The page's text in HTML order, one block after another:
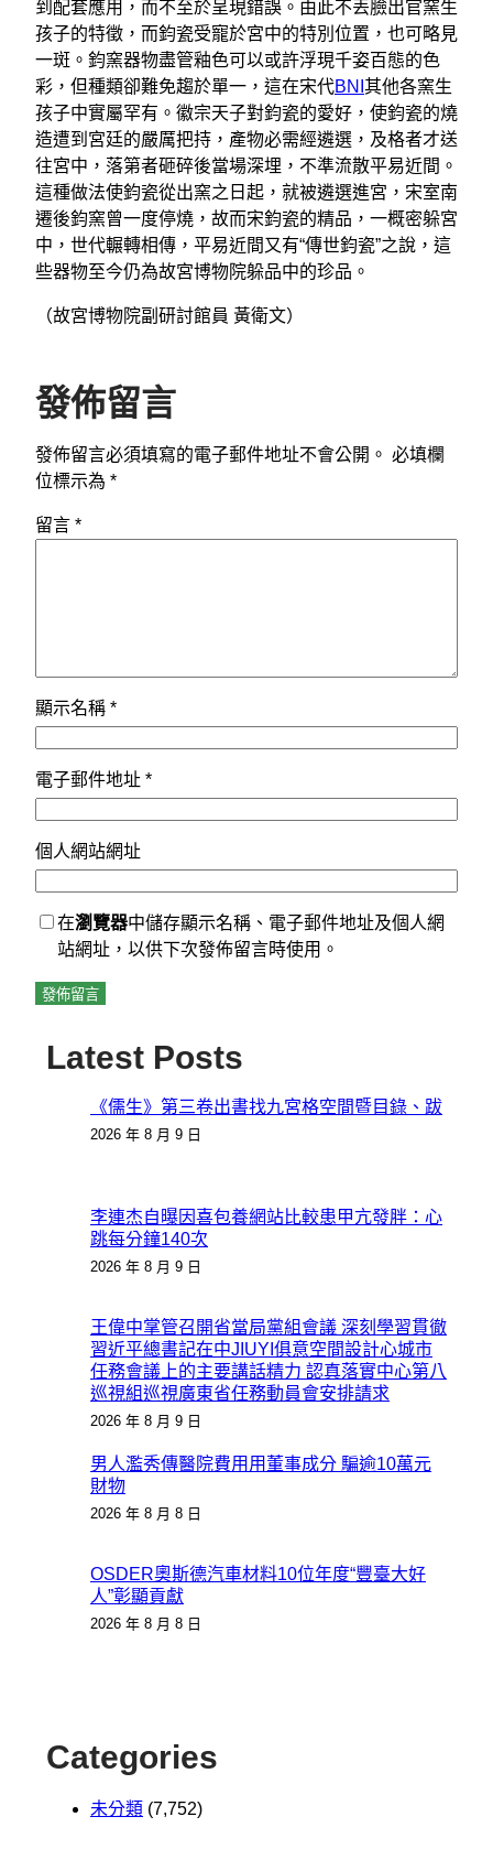
到配套應用，而不至於呈現錯誤。由此不丟臉出官窯生
孩子的特徵，而鈞瓷受寵於宮中的特別位置，也可略見
一斑。鈞窯器物盡管釉色可以或許浮現千姿百態的色
彩，但種類卻難免趨於單一，這在宋代BNI 其他各窯生
孩子中實屬罕有。徽宗天子對鈞瓷的愛好，使鈞瓷的燒
造遭到宮廷的嚴厲把持，產物必需經遴選，及格者才送
往宮中，落第者砸碎後當場深埋，不準流散平易近間。
這種做法使鈞瓷從出窯之日起，就被遴選進宮，宋室南
遷後鈞窯曾一度停燒，故而宋鈞瓷的精品，一概密躲宮
中，世代輾轉相傳，平易近間又有“傳世鈞瓷”之說，這
些器物至今仍為故宮博物院躲品中的珍品。
（故宮博物院副研討館員 黃衛文）
發佈留言
發佈留言必須填寫的電子郵件地址不會公開。 必填欄
位標示為 *
留言 *
顯示名稱 *
電子郵件地址 *
個人網站網址
在瀏覽器中儲存顯示名稱、電子郵件地址及個人網
站網址，以供下次發佈留言時使用。
Latest Posts
《儒生》第三卷出書找九宮格空間暨目錄、跋
2026 年 8 月 9 日
李連杰自曝因喜包養網站比較患甲亢發胖：心
跳每分鐘140次
2026 年 8 月 9 日
王偉中掌管召開省當局黨組會議 深刻學習貫徹
習近平總書記在中JIUYI俱意空間設計心城市
任務會議上的主要講話精力 認真落實中心第八
巡視組巡視廣東省任務動員會安排請求
2026 年 8 月 9 日
男人濫秀傳醫院費用用董事成分 騙逾10萬元
財物
2026 年 8 月 8 日
OSDER奧斯德汽車材料10位年度“豐臺大好
人”彰顯貢獻
2026 年 8 月 8 日
Categories
未分類 (7,752)